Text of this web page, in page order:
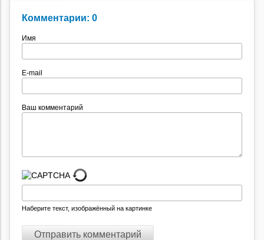
Комментарии: 0
Имя
E-mail
Ваш комментарий
Наберите текст, изображённый на картинке